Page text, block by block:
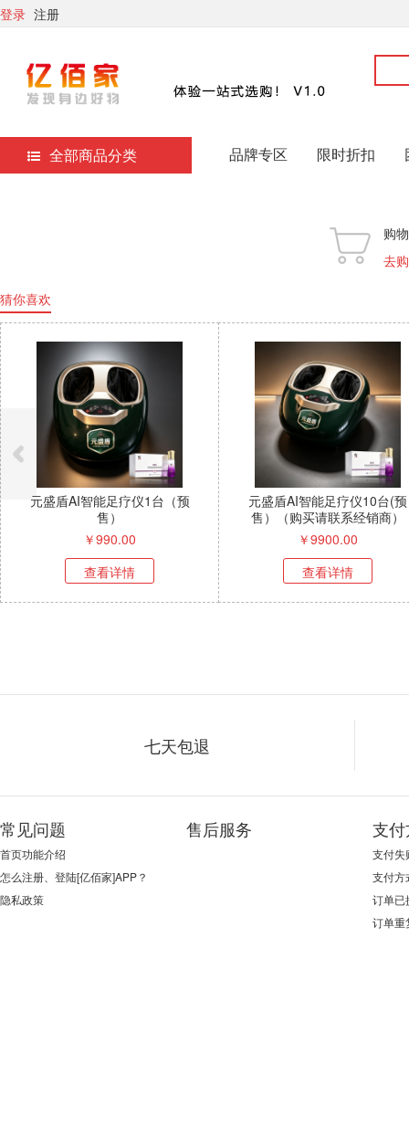
登录 注册
全部商品分类 品牌专区 限时折扣
购
去
猜你喜欢
盛盾AI智能足疗仪10台(预
）（购买请联系经销商）
9900.00
查看详情
维芝三参饮（到手4盒，保质期
到12月24日）
399.00
查看详情
七天包退
常见问题
首页功能介绍
怎么注册、登陆[亿佰家]APP？
隐私政策
售后服务 支
支付失
支付方
订单已
订单重